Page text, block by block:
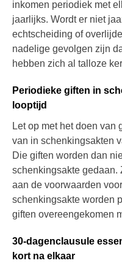
inkomen periodiek met
jaarlijks. Wordt er niet
echtscheiding of
nadelige gevolgen zijn
hebben zich al talloze
Periodieke giften in
looptijd
Let op met het doen van
van in schenkingsakten
Die giften worden dan
schenkingsakte gedaan.
aan de voorwaarden
schenkingsakte worden
giften overeengekomen
30-dagenclausule
kort na elkaar